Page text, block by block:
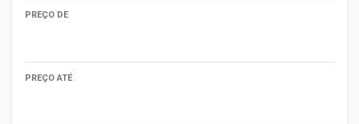
PREÇO DE
PREÇO ATÉ